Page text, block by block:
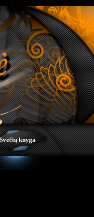
Svečių knyga